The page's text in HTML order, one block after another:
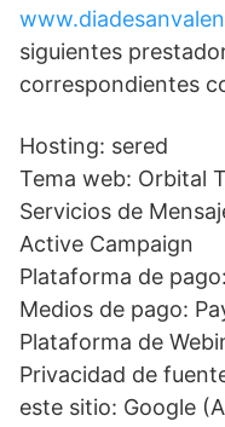
siguientes
correspondientes
Hosting: sered
Tema web: Orbital
Servicios de
Active Campaign
Plataforma de
Medios de pago:
Plataforma de
Privacidad de
este sitio: Google